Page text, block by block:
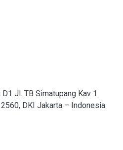
Jl. TB Simatupang Kav 1
DKI Jakarta – Indonesia